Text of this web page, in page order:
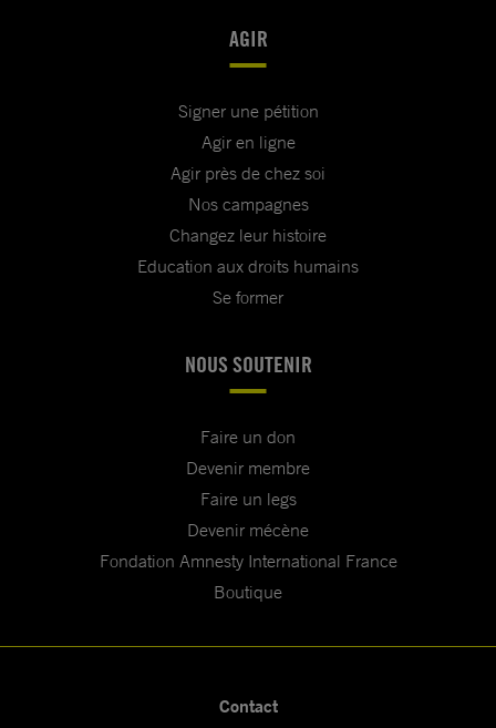
AGIR
Signer une pétition
Agir en ligne
Agir près de chez soi
Nos campagnes
Changez leur histoire
Education aux droits humains
Se former
NOUS SOUTENIR
Faire un don
Devenir membre
Faire un legs
Devenir mécène
Fondation Amnesty International France
Boutique
Contact